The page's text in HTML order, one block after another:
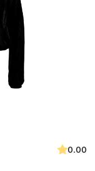
0.00